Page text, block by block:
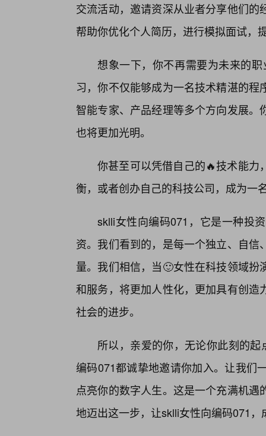
交流活动，邀请资深从业者分享他们
帮助你优化个人简历，进行模拟面试，
想象一下，你不再需要为未来的
习，你不仅能够成为一名技术精湛的
智能专家、产品经理等多个方向发展
也将更加光明。
你甚至可以凭借自己的🔥技术能力
衡，或者创办自己的科技公司，成为一
sklli女性向编码071，它是一种投
资。我们看到的，是每一个独立、自
量。我们相信，当🙂女性在科技领域
和服务，将更加人性化，更加具有创
社会的进步。
所以，亲爱的你，无论你此刻的
编码071都诚挚地邀请你加入。让我们
点亮你的数字人生。这是一个充满机
地迈出这一步，让sklli女性向编码071